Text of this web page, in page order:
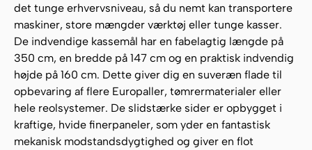
det tunge erhvervsniveau, så du nemt kan transportere
maskiner, store mængder værktøj eller tunge kasser.
De indvendige kassemål har en fabelagtig længde på
350 cm, en bredde på 147 cm og en praktisk indvendig
højde på 160 cm. Dette giver dig en suveræn flade til
opbevaring af flere Europaller, tømrermaterialer eller
hele reolsystemer. De slidstærke sider er opbygget i
kraftige, hvide finerpaneler, som yder en fantastisk
mekanisk modstandsdygtighed og giver en flot